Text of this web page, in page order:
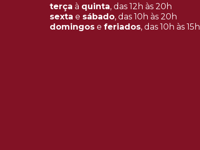
terça à quinta, das 12h às 20h
sexta e sábado, das 10h às 20h
domingos eferiados, das 10h às 15h